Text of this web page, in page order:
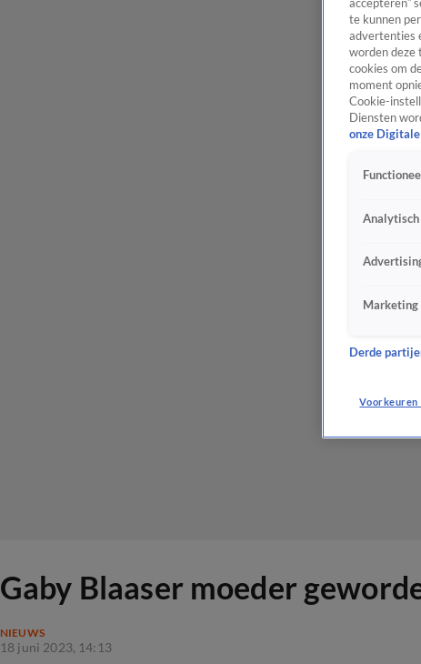
Gaby Blaaser moeder
NIEUWS
18 juni 2023, 14:13
accepteren”
te kunnen
advertenties
worden deze
cookies om
moment
Cookie-
Diensten
onze
Analytisch
Marketing
Derde
Voorkeuren